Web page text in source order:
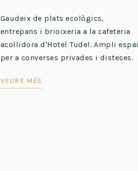
Gaudeix de plats ecològics,
entrepans i brioixeria a la cafeteria
acollidora d'Hotel Tudel. Ampli espai
per a converses privades i disteses.
VEURE MÉS